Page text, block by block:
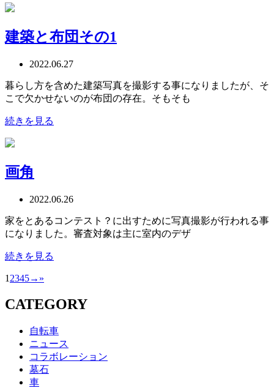
建築と布団その1
2022.06.27
暮らし方を含めた建築写真を撮影する事になりましたが、そ
こで欠かせないのが布団の存在。そもそも
続きを見る
画角
2022.06.26
家をとあるコンテスト？に出すために写真撮影が行われる事
になりました。審査対象は主に室内のデザ
続きを見る
1 2345→ »
CATEGORY
自転車
ニュース
コラボレーション
墓石
車